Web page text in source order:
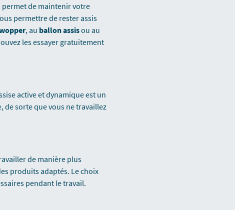
de maintenir votre
permettre de rester assis
, au ballon assisou au
les essayer gratuitement
active et dynamique est un
de sorte que vous ne travaillez
de manière plus
produits adaptés. Le choix
pendant le travail.